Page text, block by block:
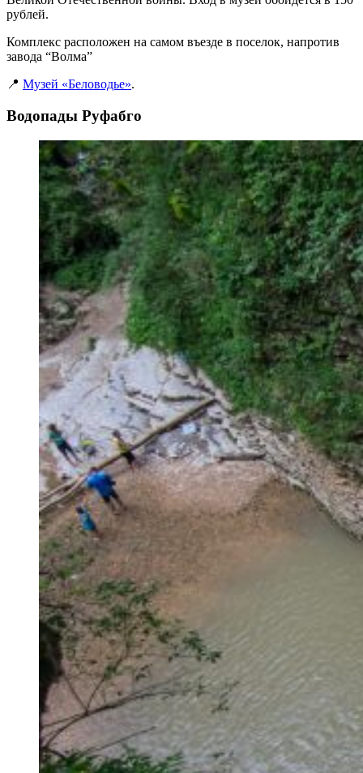
рублей.
Комплекс расположен на самом въезде в поселок, напротив
завода “Волма”
📍 Музей «Беловодье».
Водопады Руфабго